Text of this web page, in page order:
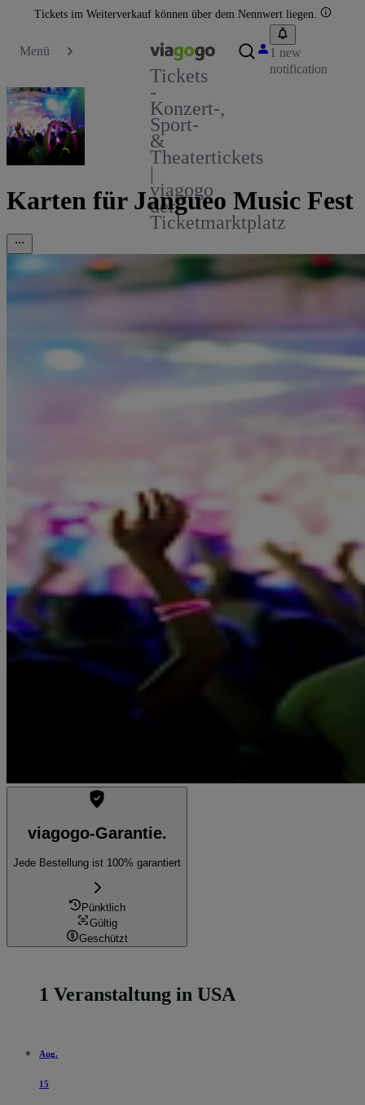
Tickets im Weiterverkauf können über dem Nennwert liegen.
Menü
Tickets
-
Konzert-,
Sport-
&
Theatertickets
|
viagogo
der
Ticketmarktplatz
1 new
notification
Karten für Jangueo Music Fest
viagogo-Garantie.
Jede Bestellung ist 100% garantiert
Pünktlich
Gültig
Geschützt
1 Veranstaltung in USA
Aug.
15